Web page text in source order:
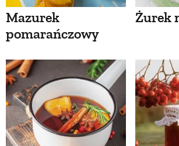
Mazurek
pomarańczowy
Żurek